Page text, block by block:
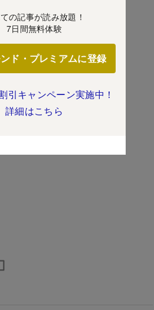
！
の記事が読み放題！
7日間無料体験
ド・プレミアムに登録
引キャンペーン実施中！
詳細はこちら